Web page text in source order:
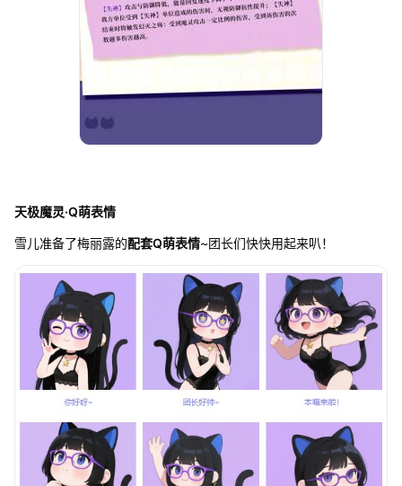
天极魔灵·Q萌表情
雪儿准备了梅丽露的配套Q萌表情~团长们快快用起来叭！